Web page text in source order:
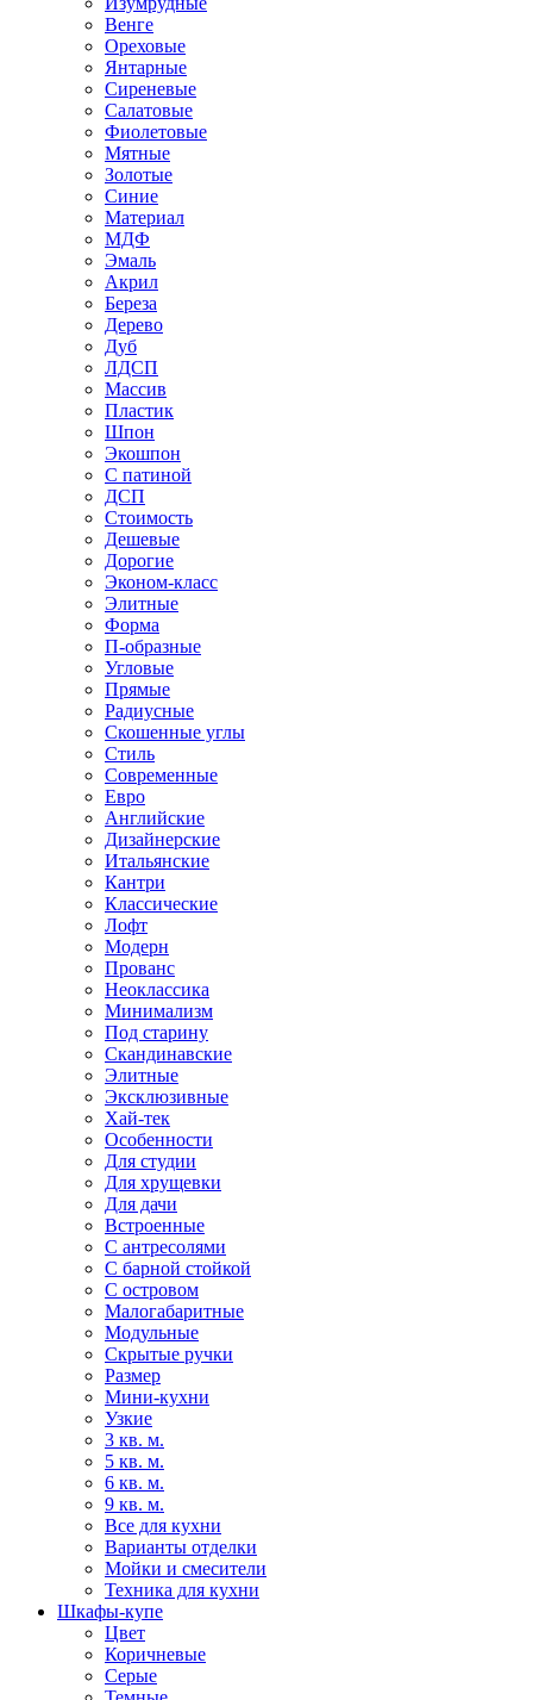
Венге
Ореховые
Янтарные
Сиреневые
Салатовые
Фиолетовые
Мятные
Золотые
Синие
Материал
МДФ
Эмаль
Акрил
Береза
Дерево
Дуб
ЛДСП
Массив
Пластик
Шпон
Экошпон
С патиной
ДСП
Стоимость
Дешевые
Дорогие
Эконом-класс
Элитные
Форма
П-образные
Угловые
Прямые
Радиусные
Скошенные углы
Стиль
Современные
Евро
Английские
Дизайнерские
Итальянские
Кантри
Классические
Лофт
Модерн
Прованс
Неоклассика
Минимализм
Под старину
Скандинавские
Элитные
Эксклюзивные
Хай-тек
Особенности
Для студии
Для хрущевки
Для дачи
Встроенные
С антресолями
С барной стойкой
С островом
Малогабаритные
Модульные
Скрытые ручки
Размер
Мини-кухни
Узкие
3 кв. м.
5 кв. м.
6 кв. м.
9 кв. м.
Все для кухни
Варианты отделки
Мойки и смесители
Техника для кухни
Шкафы-купе
Цвет
Коричневые
Серые